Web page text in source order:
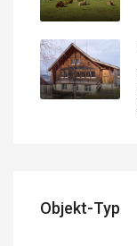
Objekt-Typ